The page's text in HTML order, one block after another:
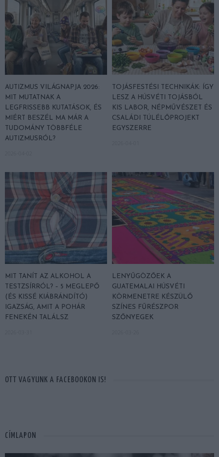
AUTIZMUS VILÁGNAPJA 2026:
MIT MUTATNAK A
LEGFRISSEBB KUTATÁSOK, ÉS
MIÉRT BESZÉL MA MÁR A
TUDOMÁNY TÖBBFÉLE
AUTIZMUSRÓL?
TOJÁSFESTÉSI TECHNIKÁK: ÍGY
LESZ A HÚSVÉTI TOJÁSBÓL
KIS LABOR, NÉPMŰVÉSZET ÉS
CSALÁDI TÚLÉLŐPROJEKT
EGYSZERRE
MIT TANÍT AZ ALKOHOL A
TESTZSÍRRÓL? – 5 MEGLEPŐ
(ÉS KISSÉ KIÁBRÁNDÍTÓ)
IGAZSÁG, AMIT A POHÁR
FENEKÉN TALÁLSZ
LENYŰGÖZŐEK A
GUATEMALAI HÚSVÉTI
KÖRMENETRE KÉSZÜLŐ
SZÍNES FŰRÉSZPOR
SZŐNYEGEK
OTT VAGYUNK A FACEBOOKON IS!
CÍMLAPON